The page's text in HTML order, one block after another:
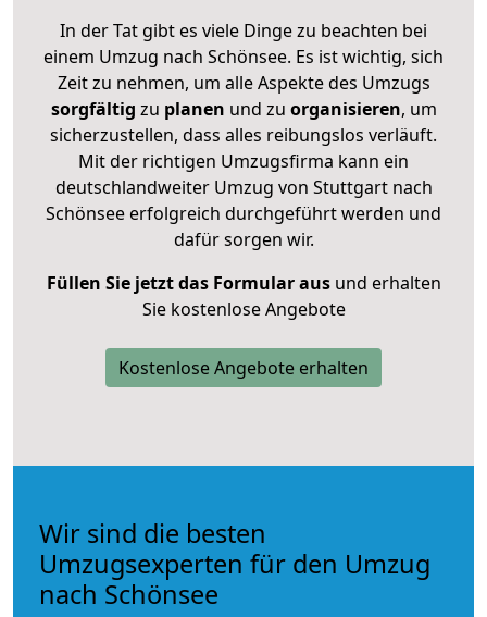
In der Tat gibt es viele Dinge zu beachten bei
einem Umzug nach Schönsee. Es ist wichtig, sich
Zeit zu nehmen, um alle Aspekte des Umzugs
sorgfältig zu planen und zu organisieren, um
sicherzustellen, dass alles reibungslos verläuft.
Mit der richtigen Umzugsfirma kann ein
deutschlandweiter Umzug von Stuttgart nach
Schönsee erfolgreich durchgeführt werden und
dafür sorgen wir.
Füllen Sie jetzt das Formular ausund erhalten
Sie kostenlose Angebote
Kostenlose Angebote erhalten
Wir sind die besten
Umzugsexperten für den Umzug
nach Schönsee